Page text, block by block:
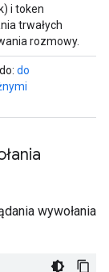
i token
trwałych
rozmowy.
do
wywołania